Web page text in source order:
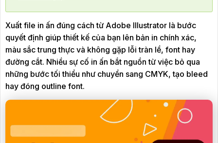
Xuất file in ấn đúng cách từ Adobe Illustrator là bước
quyết định giúp thiết kế của bạn lên bản in chính xác,
màu sắc trung thực và không gặp lỗi tràn lề, font hay
đường cắt. Nhiều sự cố in ấn bắt nguồn từ việc bỏ qua
những bước tối thiểu như chuyển sang CMYK, tạo bleed
hay đóng outline font.